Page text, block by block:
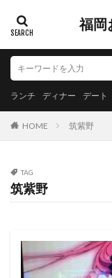
福岡
ランチ ディナー デート
HOME 筑紫野
TAG
筑紫野